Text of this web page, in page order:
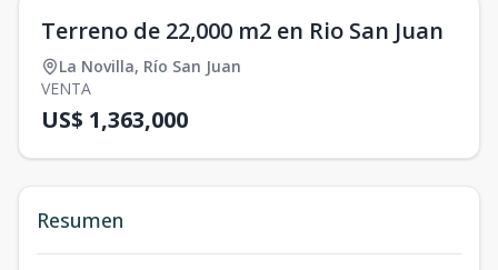
Terreno de 22,000 m2 en Rio San Juan
La Novilla, Río San Juan
VENTA
US$ 1,363,000
Resumen